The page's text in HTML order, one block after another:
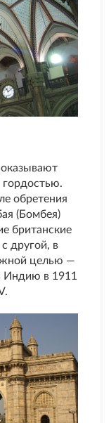
гордостью.
обретения
(Бомбея)
британские
другой, в
целью —
Индию в 1911